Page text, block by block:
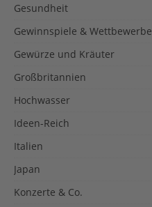
Gesundheit
Gewinnspiele & Wettbewerbe
Gewürze und Kräuter
Großbritannien
Hochwasser
Ideen-Reich
Italien
Japan
Konzerte & Co.